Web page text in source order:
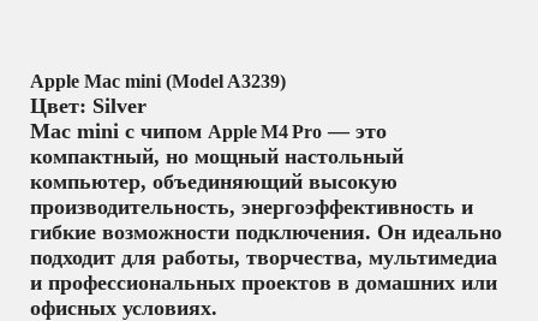
Apple Mac mini (Model A3239)
Цвет: Silver
Mac mini с чипом Apple M4 Pro — это
компактный, но мощный настольный
компьютер, объединяющий высокую
производительность, энергоэффективность и
гибкие возможности подключения. Он идеально
подходит для работы, творчества, мультимедиа
и профессиональных проектов в домашних или
офисных условиях.